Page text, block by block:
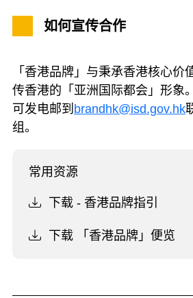
如何宣传合作
「香港品牌」与秉承香港核心价
传香港的「亚洲国际都会」形象
可发电邮到 brandhk@isd.gov.hk
组。
常用资源
下载 - 香港品牌指引
下载 「香港品牌」便览